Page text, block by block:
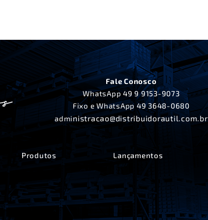
Fale Conosco
WhatsApp49 9 9153-9073
Fixo e WhatsApp49 3648-0680
administracao@distribuidorautil.com.br
Produtos Lançamentos